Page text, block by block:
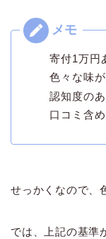
寄付1万円
色々な味
認知度の
口コミ含
せっかくなので、
では、上記の基準